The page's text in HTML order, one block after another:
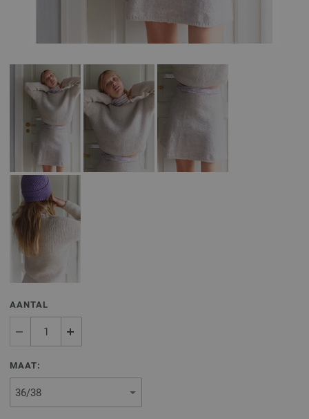
AANTAL
MAAT: